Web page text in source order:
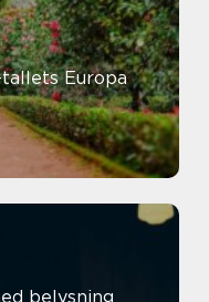
Europa
belysning